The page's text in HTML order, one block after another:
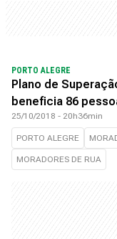
PORTO ALEGRE
Plano de
beneficia 86
25/10/2018 - 20h36min
PORTO ALEGRE
MORADORES DE RUA